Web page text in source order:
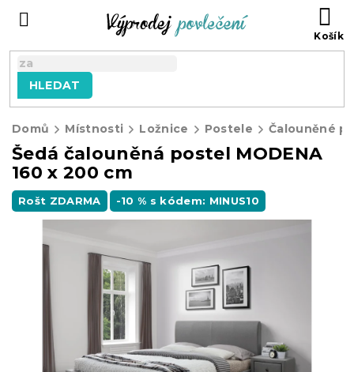
HLEDAT
Domů Místnosti Ložnice Postele Čalouněné
Šedá čalouněná postel MODENA
160 x 200 cm
Rošt ZDARMA -10 % s kódem: MINUS10